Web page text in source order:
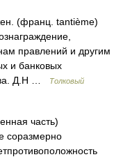
(франц. tantième)
правлений и другим
и банковых
Д.Н …
Толковый
часть)
соразмерно